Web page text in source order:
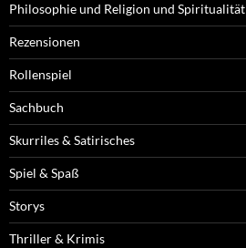
Philosophie und Religion und Spiritualität
Rezensionen
Rollenspiel
Sachbuch
Skurriles & Satirisches
Spiel & Spaß
Storys
Thriller & Krimis